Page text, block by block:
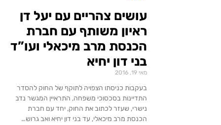
עושים צהריים עם יעל דן
ראיון משותף עם חברת
הכנסת מרב מיכאלי ועו”ד
בני דון יחיא
מאי 19, 2016
בעקבות כניסתו הצפויה לתוקף של החוק להסדר
התדיינות בסכסוכי משפחה, התראיין המגשר נדב
נישרי, שעזר לכתוב את החוק, יחד עם חברת
הכנסת מרב מיכאלי, עד בני דון יחיא ואב גרוש…